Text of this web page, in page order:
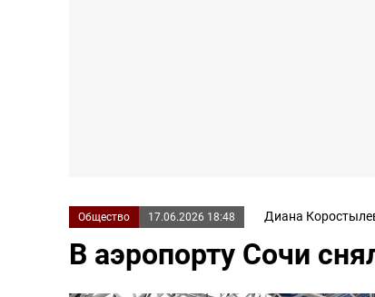
Общество 17.06.2026 18:48 Диана
В аэропорту Сочи